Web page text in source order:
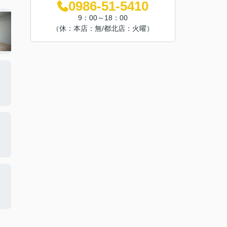
0986-51-5410
9：00～18：00
（休：本店：無/都北店：火曜）